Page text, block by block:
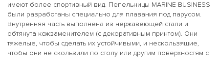
имеют более спортивный вид. Пепельницы MARINE BUSINESS
были разработаны специально для плавания под парусом.
Внутренняя часть выполнена из нержавеющей стали и
обтянута кожзаменителем (с декоративным принтом). Они
тяжелые, чтобы сделать их устойчивыми, и нескользящие,
чтобы они не скользили по столу или другим поверхностям с